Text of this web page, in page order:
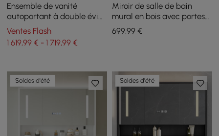
Ensemble de vanité
autoportant à double évier
de 1500 mm avec armoire à
pharmacie LED avec
rangement
Ventes Flash
1 619,99 € - 1 719,99 €
Miroir de salle de bain
mural en bois avec portes
pour armoire à pharmacie
éclairée par LED 1500mm
699,99€
Soldes d'été Soldes d'été